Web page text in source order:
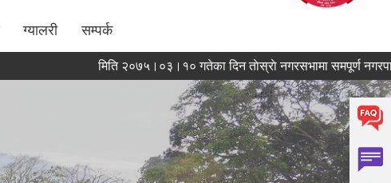
ग्यालरी सम्पर्क
मिति २०७५।०३।१० गतेका दिन
« first ‹ previous … 51